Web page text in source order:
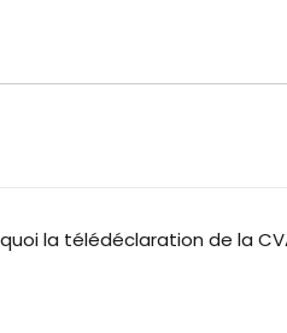
la télédéclaration de la